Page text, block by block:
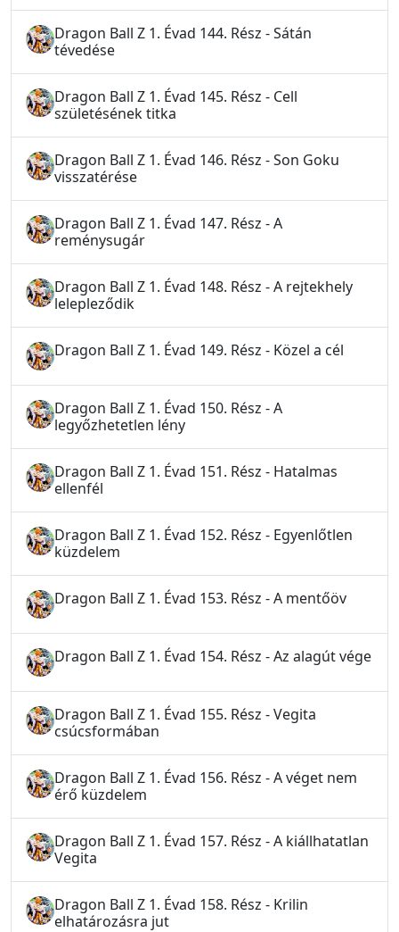
Dragon Ball Z 1. Évad 144. Rész - Sátán
tévedése
Dragon Ball Z 1. Évad 145. Rész - Cell
születésének titka
Dragon Ball Z 1. Évad 146. Rész - Son Goku
visszatérése
Dragon Ball Z 1. Évad 147. Rész - A
reménysugár
Dragon Ball Z 1. Évad 148. Rész - A rejtekhely
lelepleződik
Dragon Ball Z 1. Évad 149. Rész - Közel a cél
Dragon Ball Z 1. Évad 150. Rész - A
legyőzhetetlen lény
Dragon Ball Z 1. Évad 151. Rész - Hatalmas
ellenfél
Dragon Ball Z 1. Évad 152. Rész - Egyenlőtlen
küzdelem
Dragon Ball Z 1. Évad 153. Rész - A mentőöv
Dragon Ball Z 1. Évad 154. Rész - Az alagút vége
Dragon Ball Z 1. Évad 155. Rész - Vegita
csúcsformában
Dragon Ball Z 1. Évad 156. Rész - A véget nem
érő küzdelem
Dragon Ball Z 1. Évad 157. Rész - A kiállhatatlan
Vegita
Dragon Ball Z 1. Évad 158. Rész - Krilin
elhatározásra jut